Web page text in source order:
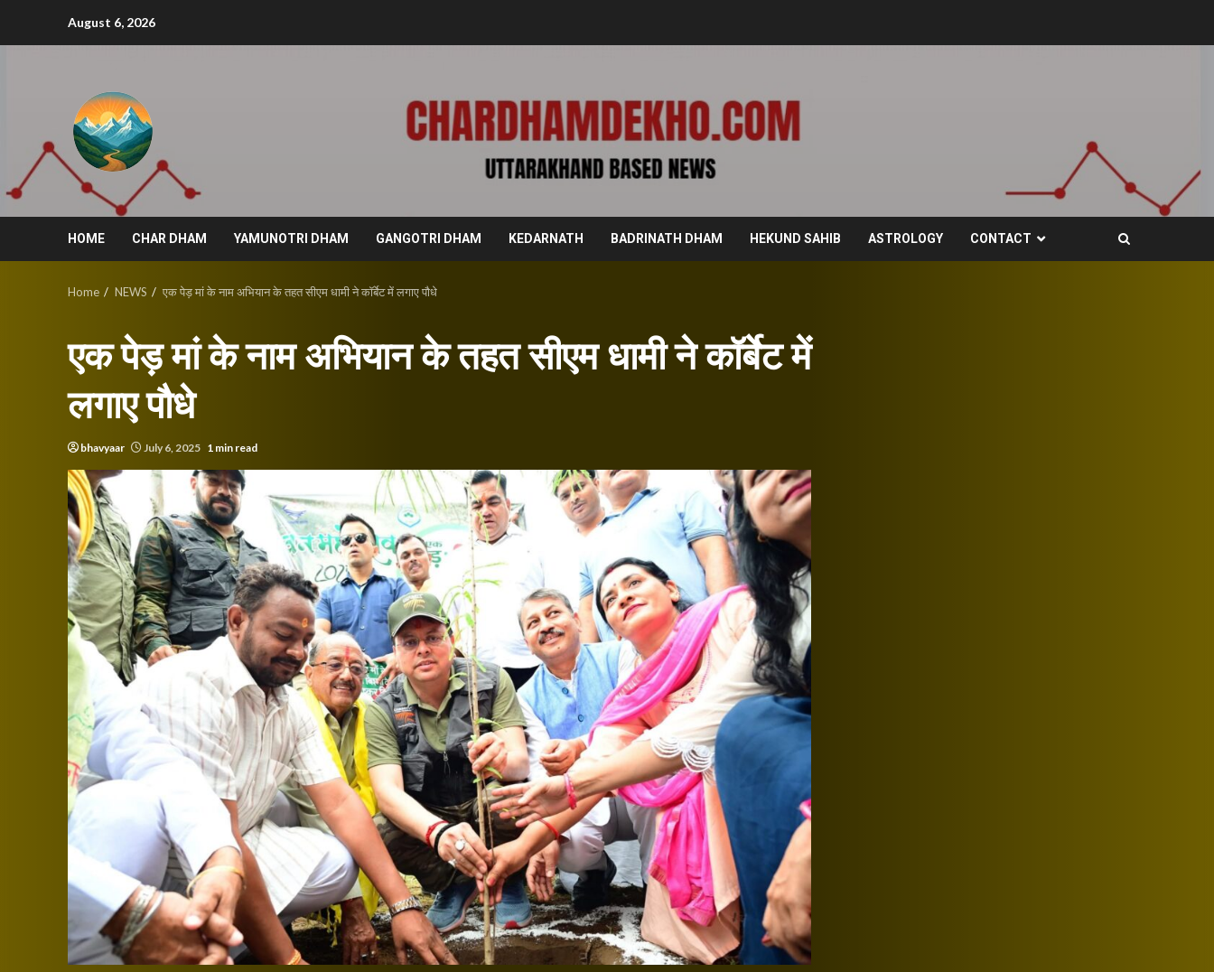
August 6, 2026
HOME CHAR DHAM YAMUNOTRI DHAM GANGOTRI DHAM KEDARNATH BADRINATH DHAM HEKUND SAHIB ASTROLOGY CONTACT
Home NEWS एक पेड़ मां के नाम अभियान के तहत सीएम धामी ने कॉर्बेट में लगाए पौधे
एक पेड़ मां के नाम अभियान के तहत सीएम धामी ने कॉर्बेट में
लगाए पौधे
bhavyaar July 6, 2025 1 min read